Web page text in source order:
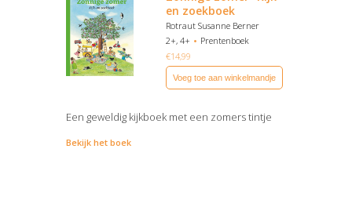
en zoekboek
Rotraut Susanne Berner
2+, 4+
Prentenboek
€14,99
Voeg toe aan winkelmandje
Een geweldig kijkboek met een zomers tintje
Bekijk het boek